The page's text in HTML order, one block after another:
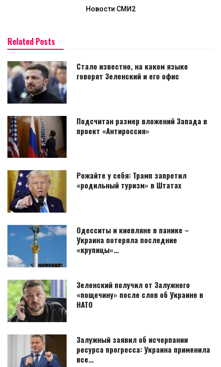
Новости СМИ2
Related Posts
Стало известно, на каком языке
говорят Зеленский и его офис
Подсчитан размер вложений Запада в
проект «Антироссия»
Рожайте у себя: Трамп запретил
«родильный туризм» в Штатах
Одесситы и киевляне в панике –
Украина потеряла последние
«крупицы»…
Зеленский получил от Залужного
«пощечину» после слов об Украине в
НАТО
Залужный заявил об исчерпании
ресурса прогресса: Украина применила
все…